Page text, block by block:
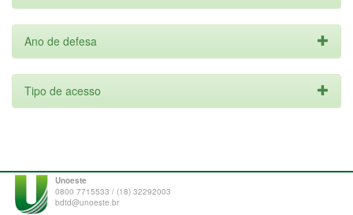
Ano de defesa
Tipo de acesso
Unoeste
0800 7715533 / (18) 32292003
bdtd@unoeste.br